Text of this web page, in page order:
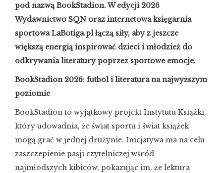
pod nazwą BookStadion. W edycji 2026
Wydawnictwo SQN oraz internetowa księgarnia
sportowa LaBotiga.pl łączą siły, aby z jeszcze
większą energią inspirować dzieci i młodzież do
odkrywania literatury poprzez sportowe emocje.
BookStadion 2026: futbol i literatura na najwyższym
poziomie
BookStadion to wyjątkowy projekt Instytutu Książki,
który udowadnia, że świat sportu i świat książek
mogą grać w jednej drużynie. Inicjatywa ma na celu
zaszczepienie pasji czytelniczej wśród
najmłodszych kibiców, pokazując im, że lektura